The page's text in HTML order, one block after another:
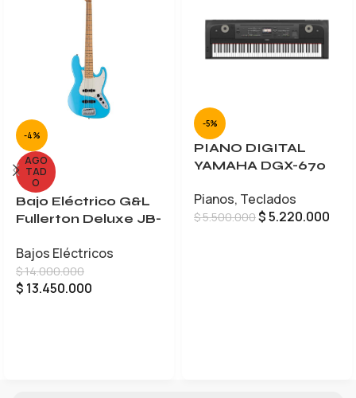
-4%
AGO
TAD
O
Bajo Eléctrico G&L
Fullerton Deluxe JB-
Bajos Eléctricos
$14.000.000
$ 13.450.000
-5%
PIANO DIGITAL
YAMAHA DGX-670
Pianos, Teclados
$5.500.000$5.220.000